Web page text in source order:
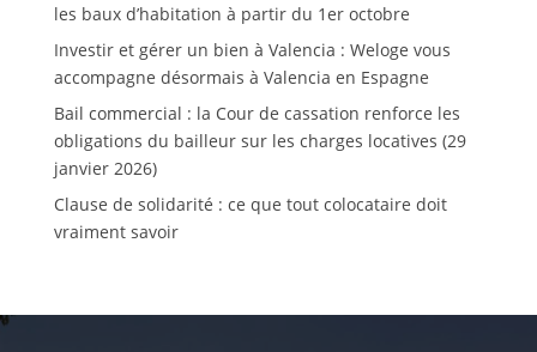
les baux d’habitation à partir du 1er octobre
Investir et gérer un bien à Valencia : Weloge vous
accompagne désormais à Valencia en Espagne
Bail commercial : la Cour de cassation renforce les
obligations du bailleur sur les charges locatives (29
janvier 2026)
Clause de solidarité : ce que tout colocataire doit
vraiment savoir